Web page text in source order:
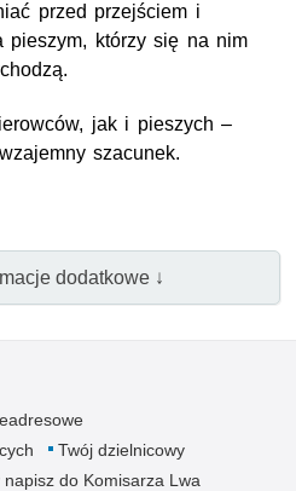
przed przejściem i
pieszym, którzy się na nim
jak i pieszych –
szacunek.
dodatkowe ↓
Twój dzielnicowy
napisz do Komisarza Lwa